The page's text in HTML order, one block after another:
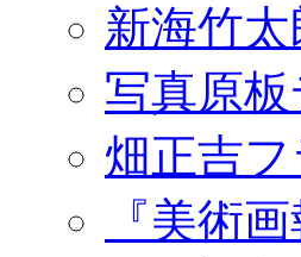
新海竹
写真原
畑正吉
『美術